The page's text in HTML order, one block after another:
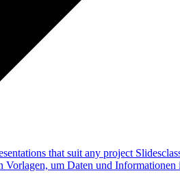
that suit any project
Vorlagen, um Daten und